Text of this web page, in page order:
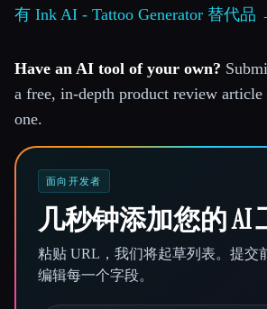
有 Ink AI - Tattoo Generator 替代品
Have an AI tool of your own?
a free, in-depth product review
one.
面向开发者
几秒钟添加您的 AI
粘贴 URL，我们将起草列表。提交
编辑每一个字段。